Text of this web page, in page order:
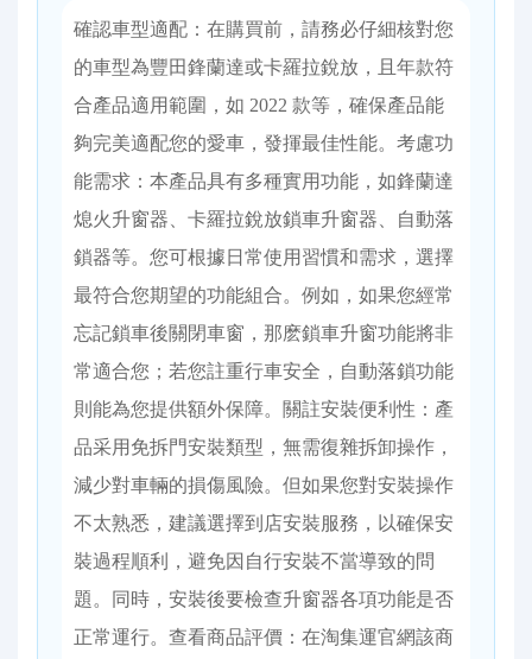
確認車型適配：在購買前，請務必仔細核對您
的車型為豐田鋒蘭達或卡羅拉銳放，且年款符
合產品適用範圍，如 2022 款等，確保產品能
夠完美適配您的愛車，發揮最佳性能。​ 考慮功
能需求：本產品具有多種實用功能，如鋒蘭達
熄火升窗器、卡羅拉銳放鎖車升窗器、自動落
鎖器等。您可根據日常使用習慣和需求，選擇
最符合您期望的功能組合。例如，如果您經常
忘記鎖車後關閉車窗，那麽鎖車升窗功能將非
常適合您；若您註重行車安全，自動落鎖功能
則能為您提供額外保障。​ 關註安裝便利性：產
品采用免拆門安裝類型，無需復雜拆卸操作，
減少對車輛的損傷風險。但如果您對安裝操作
不太熟悉，建議選擇到店安裝服務，以確保安
裝過程順利，避免因自行安裝不當導致的問
題。同時，安裝後要檢查升窗器各項功能是否
正常運行。​ 查看商品評價：在淘集運官網該商